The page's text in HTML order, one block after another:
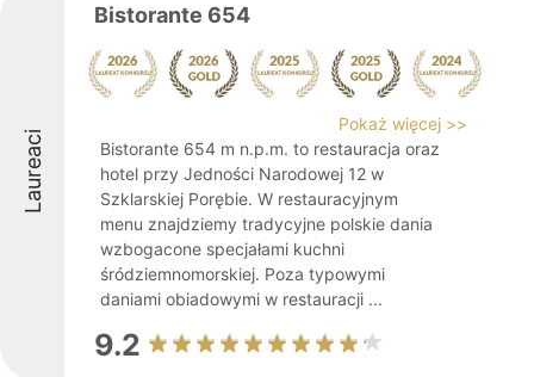
Laureaci
Bistorante 654
Pokaż więcej >>
Bistorante 654 m n.p.m. to restauracja oraz
hotel przy Jedności Narodowej 12 w
Szklarskiej Porębie. W restauracyjnym
menu znajdziemy tradycyjne polskie dania
wzbogacone specjałami kuchni
śródziemnomorskiej. Poza typowymi
daniami obiadowymi w restauracji ...
9.2